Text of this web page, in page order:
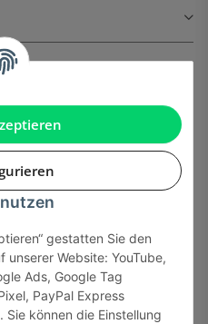
gestatten Sie den
unserer Website: YouTube,
Ads, Google Tag
PayPal Express
können die Einstellung